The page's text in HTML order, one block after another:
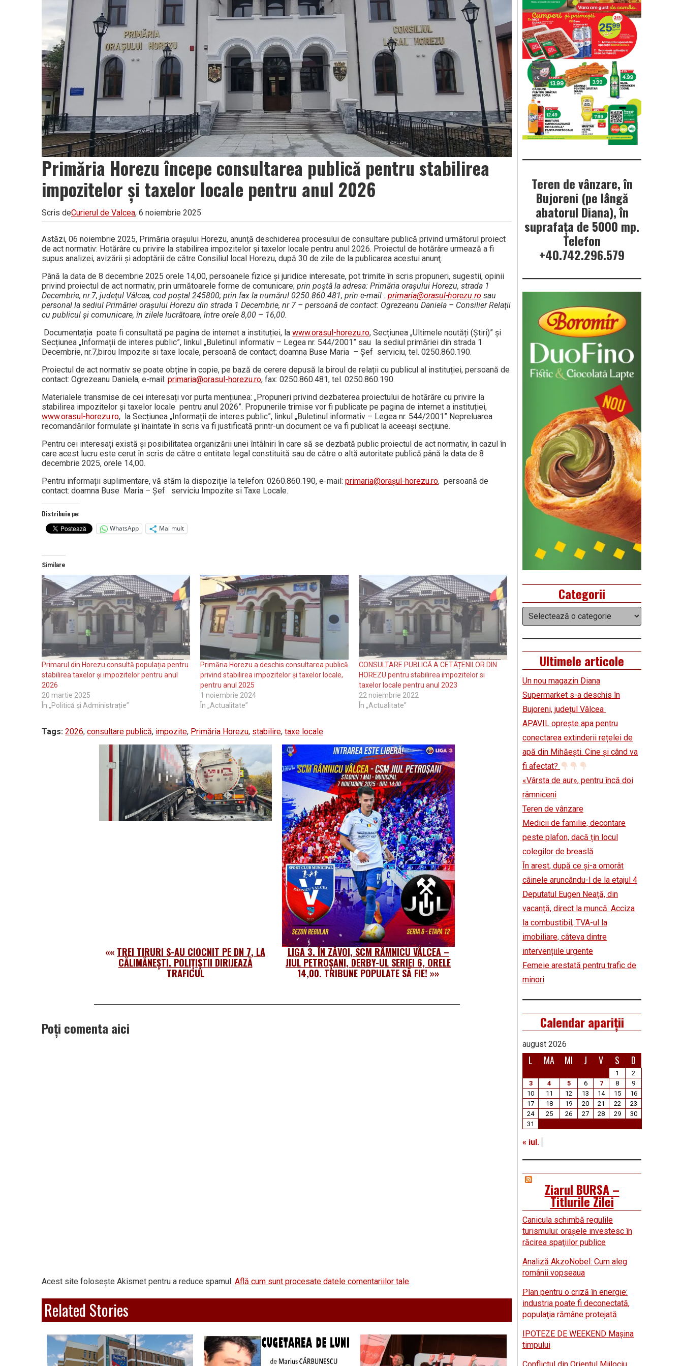
Primăria Horezu începe consultarea publică pentru stabilirea
impozitelor și taxelor locale pentru anul 2026
Scris deCurierul de Valcea, 6 noiembrie 2025
Astăzi, 06 noiembrie 2025, Primăria orașului Horezu, anunță deschiderea procesului de consultare publică privind următorul proiect
de act normativ: Hotărâre cu privire la stabilirea impozitelor și taxelor locale pentru anul 2026. Proiectul de hotărâre urmează a fi
supus analizei, avizării şi adoptării de către Consiliul local Horezu, după 30 de zile de la publicarea acestui anunţ.
Până la data de 8 decembrie 2025 orele 14,00, persoanele fizice şi juridice interesate, pot trimite în scris propuneri, sugestii, opinii
privind proiectul de act normativ, prin următoarele forme de comunicare; prin poştă la adresa: Primăria oraşului Horezu, strada 1
Decembrie, nr.7, judeţul Vâlcea, cod poştal 245800; prin fax la numărul 0250.860.481, prin e-mail : primaria@orasul-horezu.ro sau
personal la sediul Primăriei oraşului Horezu din strada 1 Decembrie, nr 7 – persoană de contact: Ogrezeanu Daniela – Consilier Relaţii
cu publicul şi comunicare, în zilele lucrătoare, între orele 8,00 – 16,00.
Documentația poate fi consultată pe pagina de internet a instituției, la www.orasul-horezu.ro, Secțiunea „Ultimele noutăți (Știri)” și
Secțiunea „Informații de interes public”, linkul „Buletinul informativ – Legea nr. 544/2001” sau la sediul primăriei din strada 1
Decembrie, nr.7,birou Impozite si taxe locale, persoană de contact; doamna Buse Maria – Șef serviciu, tel. 0250.860.190.
Proiectul de act normativ se poate obține în copie, pe bază de cerere depusă la biroul de relații cu publicul al instituției, persoană de
contact: Ogrezeanu Daniela, e-mail: primaria@orasul-horezu.ro, fax: 0250.860.481, tel. 0250.860.190.
Materialele transmise de cei interesați vor purta mențiunea: „Propuneri privind dezbaterea proiectului de hotărâre cu privire la
stabilirea impozitelor și taxelor locale pentru anul 2026”. Propunerile trimise vor fi publicate pe pagina de internet a instituției,
www.orasul-horezu.ro, la Secțiunea „Informații de interes public”, linkul „Buletinul informativ – Legea nr. 544/2001” Nepreluarea
recomandărilor formulate şi înaintate în scris va fi justificată printr-un document ce va fi publicat la aceeași secțiune.
Pentru cei interesați există și posibilitatea organizării unei întâlniri în care să se dezbată public proiectul de act normativ, în cazul în
care acest lucru este cerut în scris de către o entitate legal constituită sau de către o altă autoritate publică până la data de 8
decembrie 2025, orele 14,00.
Pentru informații suplimentare, vă stăm la dispoziție la telefon: 0260.860.190, e-mail: primaria@orașul-horezu.ro, persoană de
contact: doamna Buse Maria – Șef serviciu Impozite si Taxe Locale.
Distribuie pe:
WhatsApp
Mai mult
Similare
Primarul din Horezu consultă populația pentru
stabilirea taxelor și impozitelor pentru anul
2026
20 martie 2025
În „Politică și Administrație”
Primăria Horezu a deschis consultarea publică
privind stabilirea impozitelor și taxelor locale,
pentru anul 2025
1 noiembrie 2024
În „Actualitate”
CONSULTARE PUBLICĂ A CETĂȚENILOR DIN
HOREZU pentru stabilirea impozitelor si
taxelor locale pentru anul 2023
22 noiembrie 2022
În „Actualitate”
Tags: 2026, consultare publică, impozite, Primăria Horezu, stabilire, taxe locale
«« TREI TIRURI S-AU CIOCNIT PE DN 7, LA
CĂLIMĂNEȘTI. POLIȚIȘTII DIRIJEAZĂ
TRAFICUL
LIGA 3. ÎN ZĂVOI, SCM RÂMNICU VÂLCEA –
JIUL PETROȘANI, DERBY-UL SERIEI 6, ORELE
14,00. TRIBUNE POPULATE SĂ FIE! »»
Poți comenta aici
Acest site folosește Akismet pentru a reduce spamul. Află cum sunt procesate datele comentariilor tale.
Related Stories
Teren de vânzare, în
Bujoreni (pe lângă
abatorul Diana), în
suprafața de 5000 mp.
Telefon
+40.742.296.579
Categorii
Categorii
Ultimele articole
Un nou magazin Diana
Supermarket s-a deschis în
Bujoreni, județul Vâlcea
APAVIL oprește apa pentru
conectarea extinderii rețelei de
apă din Mihăești. Cine și când va
fi afectat?
«Vârsta de aur», pentru încă doi
râmniceni
Teren de vânzare
Medicii de familie, decontare
peste plafon, dacă țin locul
colegilor de breaslă
În arest, după ce și-a omorât
câinele aruncându-l de la etajul 4
Deputatul Eugen Neață, din
vacanță, direct la muncă. Acciza
la combustibil, TVA-ul la
imobiliare, câteva dintre
intervențiile urgente
Femeie arestată pentru trafic de
minori
Calendar apariții
august 2026
L MA MI J V S D
1
2
3
4 5 6 7 8
9
10
11 12 13 14 15
16
17
18 19 20 21 22
23
24
25 26 27 28 29
30
31
« iul.
Ziarul BURSA –
Titlurile Zilei
Canicula schimbă regulile
turismului: oraşele investesc în
răcirea spaţiilor publice
Analiză AkzoNobel: Cum aleg
românii vopseaua
Plan pentru o criză în energie:
industria poate fi deconectată,
populaţia rămâne protejată
IPOTEZE DE WEEKEND Maşina
timpului